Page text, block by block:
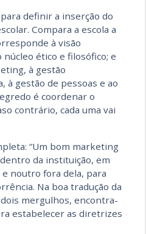
definir a inserção do
Compara a escola a
à visão
núcleo ético e filosófico; e
à gestão
gestão de pessoas e ao
é coordenar o
contrário, cada uma vai
“Um bom marketing
da instituição, em
noutro fora dela, para
Na boa tradução da
mergulhos, encontra-
estabelecer as diretrizes